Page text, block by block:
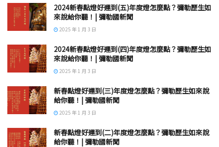
2024新春點燈好運到(五)年度燈怎麼點？彌勒歷生如
來說給你聽！| 彌勒國新聞
2025 年 1 月 3 日
2024新春點燈好運到(四)年度燈怎麼點？彌勒歷生如
來說給你聽！| 彌勒國新聞
2025 年 1 月 3 日
新春點燈好運到(三)年度燈怎麼點？彌勒歷生如來說
給你聽！| 彌勒國新聞
2025 年 1 月 3 日
新春點燈好運到(二)年度燈怎麼點？彌勒歷生如來說
給你聽！| 彌勒國新聞